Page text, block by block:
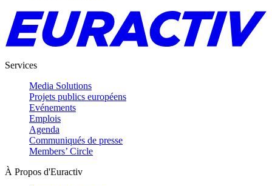
Services
Media Solutions
Projets publics européens
Evénements
Emplois
Agenda
Communiqués de presse
Members’ Circle
À Propos d'Euractiv